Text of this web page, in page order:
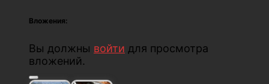
Вложения:
Вы должны войти для просмотра
вложений.